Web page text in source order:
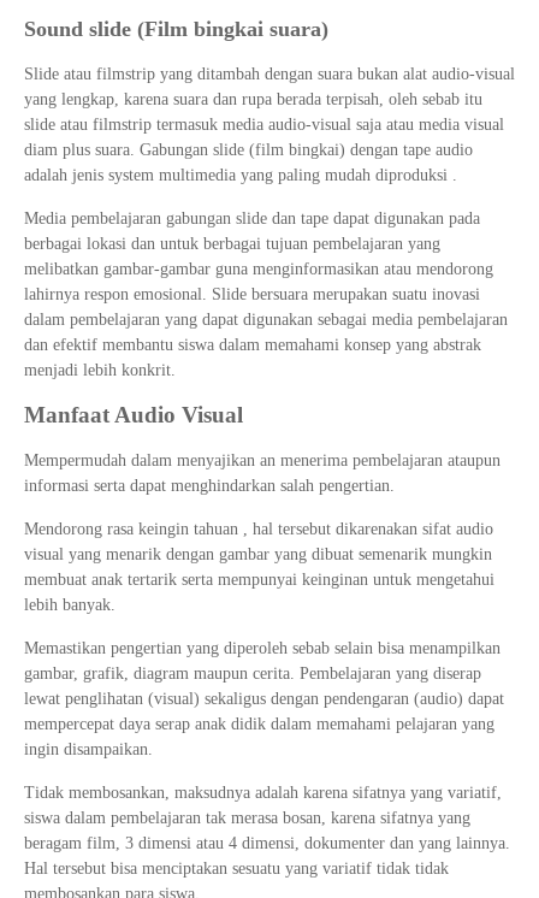
Sound slide (Film bingkai suara)
Slide atau filmstrip yang ditambah dengan suara bukan alat audio-visual
yang lengkap, karena suara dan rupa berada terpisah, oleh sebab itu
slide atau filmstrip termasuk media audio-visual saja atau media visual
diam plus suara. Gabungan slide (film bingkai) dengan tape audio
adalah jenis system multimedia yang paling mudah diproduksi .
Media pembelajaran gabungan slide dan tape dapat digunakan pada
berbagai lokasi dan untuk berbagai tujuan pembelajaran yang
melibatkan gambar-gambar guna menginformasikan atau mendorong
lahirnya respon emosional. Slide bersuara merupakan suatu inovasi
dalam pembelajaran yang dapat digunakan sebagai media pembelajaran
dan efektif membantu siswa dalam memahami konsep yang abstrak
menjadi lebih konkrit.
Manfaat Audio Visual
Mempermudah dalam menyajikan an menerima pembelajaran ataupun
informasi serta dapat menghindarkan salah pengertian.
Mendorong rasa keingin tahuan , hal tersebut dikarenakan sifat audio
visual yang menarik dengan gambar yang dibuat semenarik mungkin
membuat anak tertarik serta mempunyai keinginan untuk mengetahui
lebih banyak.
Memastikan pengertian yang diperoleh sebab selain bisa menampilkan
gambar, grafik, diagram maupun cerita. Pembelajaran yang diserap
lewat penglihatan (visual) sekaligus dengan pendengaran (audio) dapat
mempercepat daya serap anak didik dalam memahami pelajaran yang
ingin disampaikan.
Tidak membosankan, maksudnya adalah karena sifatnya yang variatif,
siswa dalam pembelajaran tak merasa bosan, karena sifatnya yang
beragam film, 3 dimensi atau 4 dimensi, dokumenter dan yang lainnya.
Hal tersebut bisa menciptakan sesuatu yang variatif tidak tidak
membosankan para siswa.